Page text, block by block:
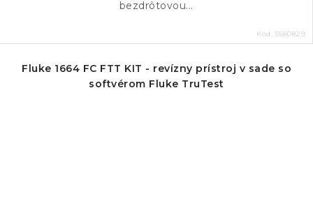
bezdrôtovou...
Kód: 5580829
Fluke 1664 FC FTT KIT - revízny prístroj v sade so
softvérom Fluke TruTest